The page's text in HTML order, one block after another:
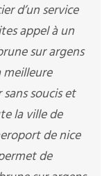
d’un service
appel à un
sur argens
meilleure
soucis et
la ville de
de nice
de